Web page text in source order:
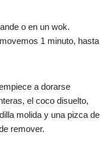
o en un wok.
1 minuto, hasta
a dorarse
el coco disuelto,
molida y una pizca de
remover.